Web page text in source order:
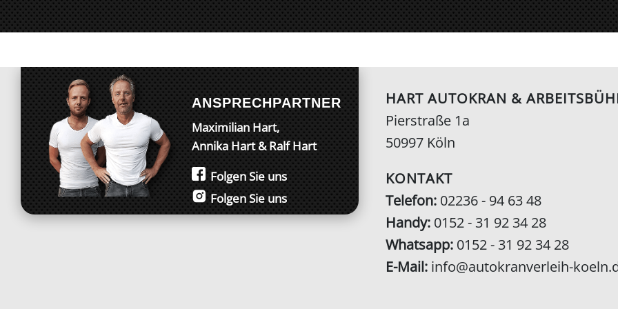
ANSPRECHPARTNER
Maximilian Hart,
Annika Hart & Ralf Hart
Folgen Sie uns
Folgen Sie uns
HART AUTOKRAN &
Pierstraße 1a
50997 Köln
KONTAKT
Telefon: 02236 - 94 63 48
Handy: 0152 - 31 92 34 28
Whatsapp: 0152 - 31 92 34 28
E-Mail: info@autokranverleih-